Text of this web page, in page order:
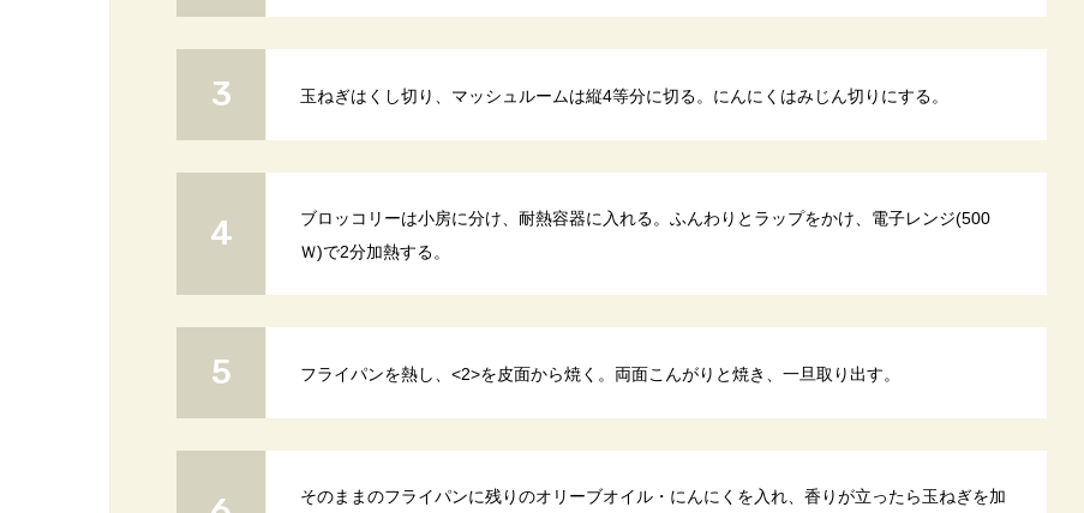
玉ねぎはくし切り、マッシュルームは縦4等分に切る。にんにくはみじん切りにする。
ブロッコリーは小房に分け、耐熱容器に入れる。ふんわりとラップをかけ、電子レンジ(500
Ｗ)で2分加熱する。
フライパンを熱し、<2>を皮面から焼く。両面こんがりと焼き、一旦取り出す。
そのままのフライパンに残りのオリーブオイル・にんにくを入れ、香りが立ったら玉ねぎを加